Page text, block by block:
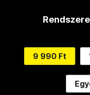
9 990 Ft